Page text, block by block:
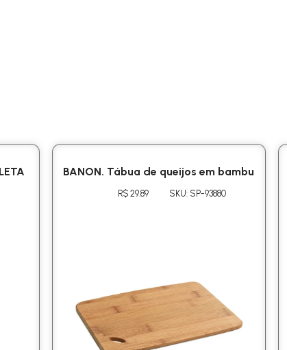
BANON. Tábua de queijos em bambu
R$ 29.89 SKU: SP-93880